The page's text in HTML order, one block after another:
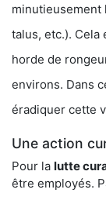
minutieusement
talus, etc.). Cela
horde de
environs. Dans
éradiquer cette
Une action
Pour la lutte
être employés.